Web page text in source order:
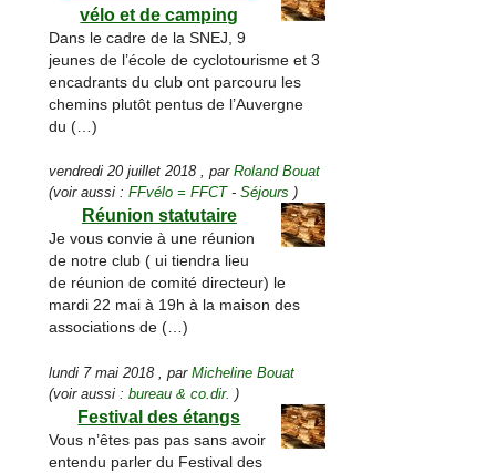
vélo et de camping
Dans le cadre de la SNEJ, 9
jeunes de l’école de cyclotourisme et 3
encadrants du club ont parcouru les
chemins plutôt pentus de l’Auvergne
du (…)
vendredi 20 juillet 2018 ,parRoland Bouat
(voir aussi :FFvélo = FFCT-Séjours )
Réunion statutaire
Je vous convie à une réunion
de notre club ( ui tiendra lieu
de réunion de comité directeur) le
mardi 22 mai à 19h à la maison des
associations de (…)
lundi 7 mai 2018 ,parMicheline Bouat
(voir aussi :bureau & co.dir. )
Festival des étangs
Vous n’êtes pas pas sans avoir
entendu parler du Festival des